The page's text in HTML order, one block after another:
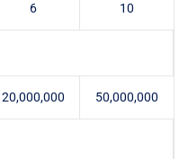
6 10
20,000,000 50,000,000